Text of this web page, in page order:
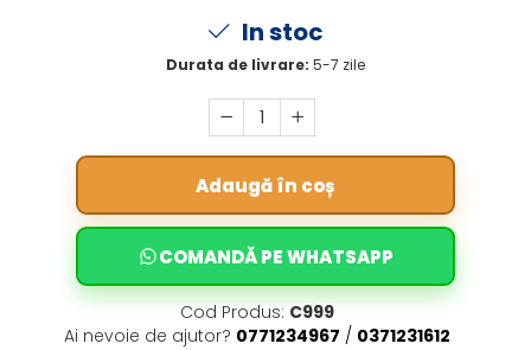
In stoc
Durata de livrare: 5-7 zile
Adaugă în coș
COMANDĂ PE WHATSAPP
Cod Produs: C999
Ai nevoie de ajutor? 0771234967 / 0371231612